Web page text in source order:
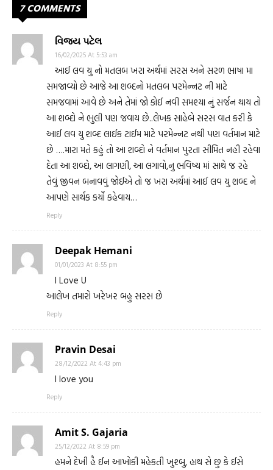
7 COMMENTS
વિજય પટેલ
16/02/2025 At 5:53 am
આઈ લવ યુ નો મતલબ ખરા અર્થમાં સરસ અને સરળ ભાષા મા
સમજાવ્યો છે આજે આ શબ્દનો મતલબ પરમેન્નટ ની માટે
સમજવામાં આવે છે અને તેમાં જો કોઈ નવી સમશ્યા નું સર્જન થાય તો
આ શબ્દો ને ભુલી પણ જવાય છે..લેખક‌ સાહેબે સરસ વાત કરી કે
આઈ લવ યુ શબ્દ લાઈક ટાઈમ માટે પરમેન્નટ નથી પણ વર્તમાન માટે
છે ….મારા મતે કહું તો આ શબ્દો ને વર્તમાન પુરતા સીમિત નહી‌ રહેવા
દેતા આ શબ્દો, આ લાગણી, આ લગાવો,નુ ભવિષ્ય માં સાથે જ રહે
તેવું જીવન બનાવવું જોઈએ તો જ ખરા અર્થમાં આઈ લવ યુ શબ્દ ને
આપણે સાર્થક કર્યો કહેવાય…
Reply
Deepak Hemani
01/01/2023 At 8:55 pm
I Love U
આલેખ તમારો ખરેખર બહુ સરસ છે
Reply
Pravin Desai
28/12/2022 At 4:43 pm
I love you
Reply
Amit S. Gajaria
25/12/2022 At 8:59 pm
હમને દેખી હૈ ઈન આખોકી મહેકતી ખુશ્બુ, હાથ સે છુ કે ઈસે